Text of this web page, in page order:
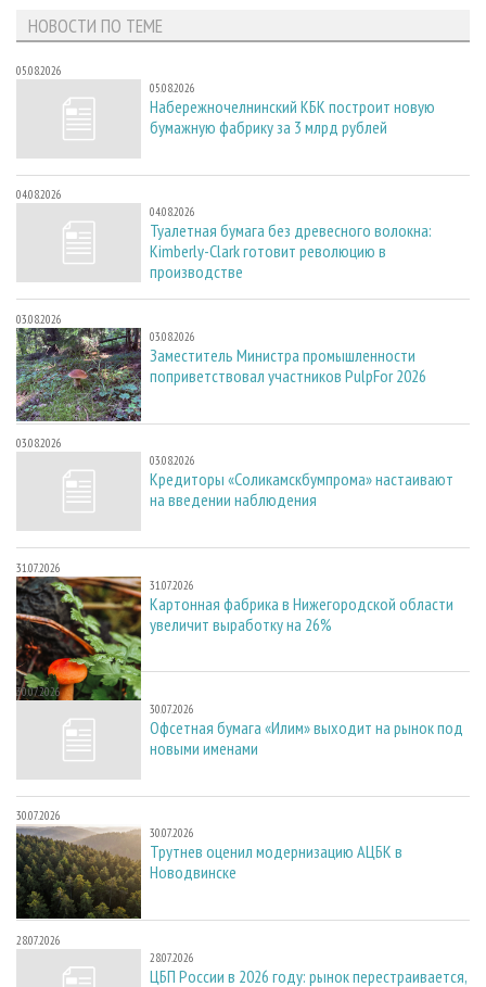
НОВОСТИ ПО ТЕМЕ
05.08.2026
05.08.2026
Набережночелнинский КБК построит новую
бумажную фабрику за 3 млрд рублей
04.08.2026
04.08.2026
Туалетная бумага без древесного волокна:
Kimberly-Clark готовит революцию в
производстве
03.08.2026
03.08.2026
Заместитель Министра промышленности
поприветствовал участников PulpFor 2026
03.08.2026
03.08.2026
Кредиторы «Соликамскбумпрома» настаивают
на введении наблюдения
31.07.2026
31.07.2026
Картонная фабрика в Нижегородской области
увеличит выработку на 26%
30.07.2026
30.07.2026
Офсетная бумага «Илим» выходит на рынок под
новыми именами
30.07.2026
30.07.2026
Трутнев оценил модернизацию АЦБК в
Новодвинске
28.07.2026
28.07.2026
ЦБП России в 2026 году: рынок перестраивается,